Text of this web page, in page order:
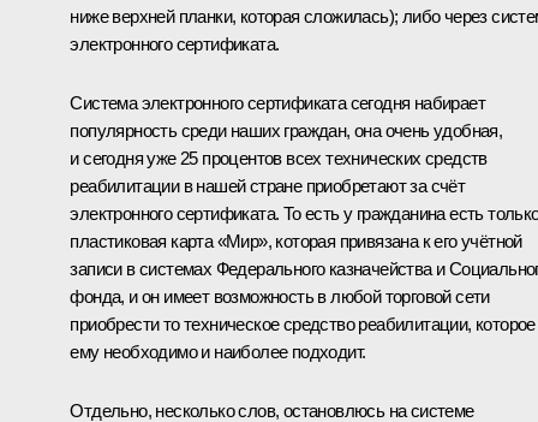
ниже верхней планки, которая сложилась); либо через
электронного сертификата.
Система электронного сертификата сегодня набирает
популярность среди наших граждан, она очень удобная,
и сегодня уже 25 процентов всех технических средств
реабилитации в нашей стране приобретают за счёт
электронного сертификата. То есть у гражданина есть
пластиковая карта «Мир», которая привязана к его учётной
записи в системах Федерального казначейства и
фонда, и он имеет возможность в любой торговой сети
приобрести то техническое средство реабилитации, которое
ему необходимо и наиболее подходит.
Отдельно, несколько слов, остановлюсь на системе